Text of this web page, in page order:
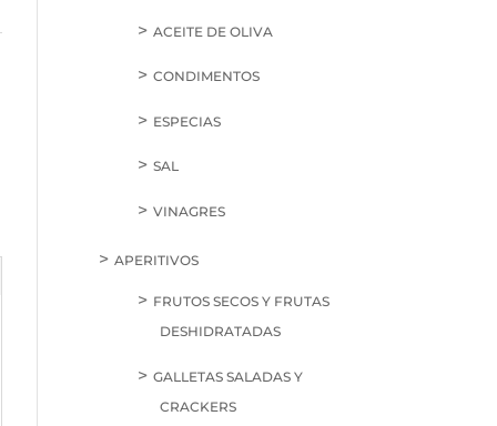
ACEITE DE OLIVA
CONDIMENTOS
ESPECIAS
SAL
VINAGRES
APERITIVOS
FRUTOS SECOS Y FRUTAS
DESHIDRATADAS
GALLETAS SALADAS Y
CRACKERS